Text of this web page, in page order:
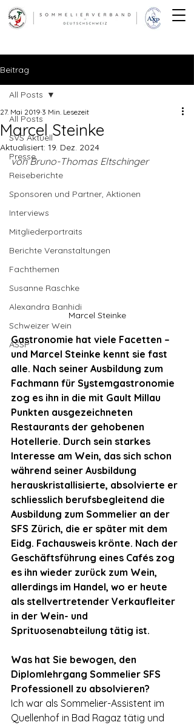
Beitrag
All Posts
SVS Aktuell
Presse
Reiseberichte
Sponsoren und Partner, Aktionen
Interviews
Mitgliederportraits
Berichte Veranstaltungen
Fachthemen
Susanne Raschke
Alexandra Banhidi
Schweizer Wein
ASSP
All Posts
Marcel Steinke
27. Mai 2019 3 Min. Lesezeit
Aktualisiert: 19. Dez. 2024
von Bruno-Thomas Eltschinger
Marcel Steinke
Gastronomie hat viele Facetten –
und Marcel Steinke kennt sie fast
alle. Nach seiner Ausbildung zum
Fachmann für Systemgastronomie
zog es ihn in die mit Gault Millau
Punkten ausgezeichneten
Restaurants der gehobenen
Hotellerie. Durch sein starkes
Interesse am Wein, das sich schon
während seiner Ausbildung
herauskristallisierte, absolvierte er
schliesslich berufsbegleitend die
Ausbildung zum Sommelier an der
SFS Zürich, die er später mit dem
Eidg. Fachausweis krönte. Nach der
Geschäftsführung eines Cafés zog
es ihn wieder zurück zum Wein,
allerdings im Handel, wo er heute
als stellvertretender Verkaufleiter
in der Wein- und
Sprituosenabteilung tätig ist.
Was hat Sie bewogen, den
Diplomlehrgang Sommelier SFS
Professionell zu absolvieren?
Ich war als Sommelier-Assistent im
Quellenhof in Bad Ragaz tätig und